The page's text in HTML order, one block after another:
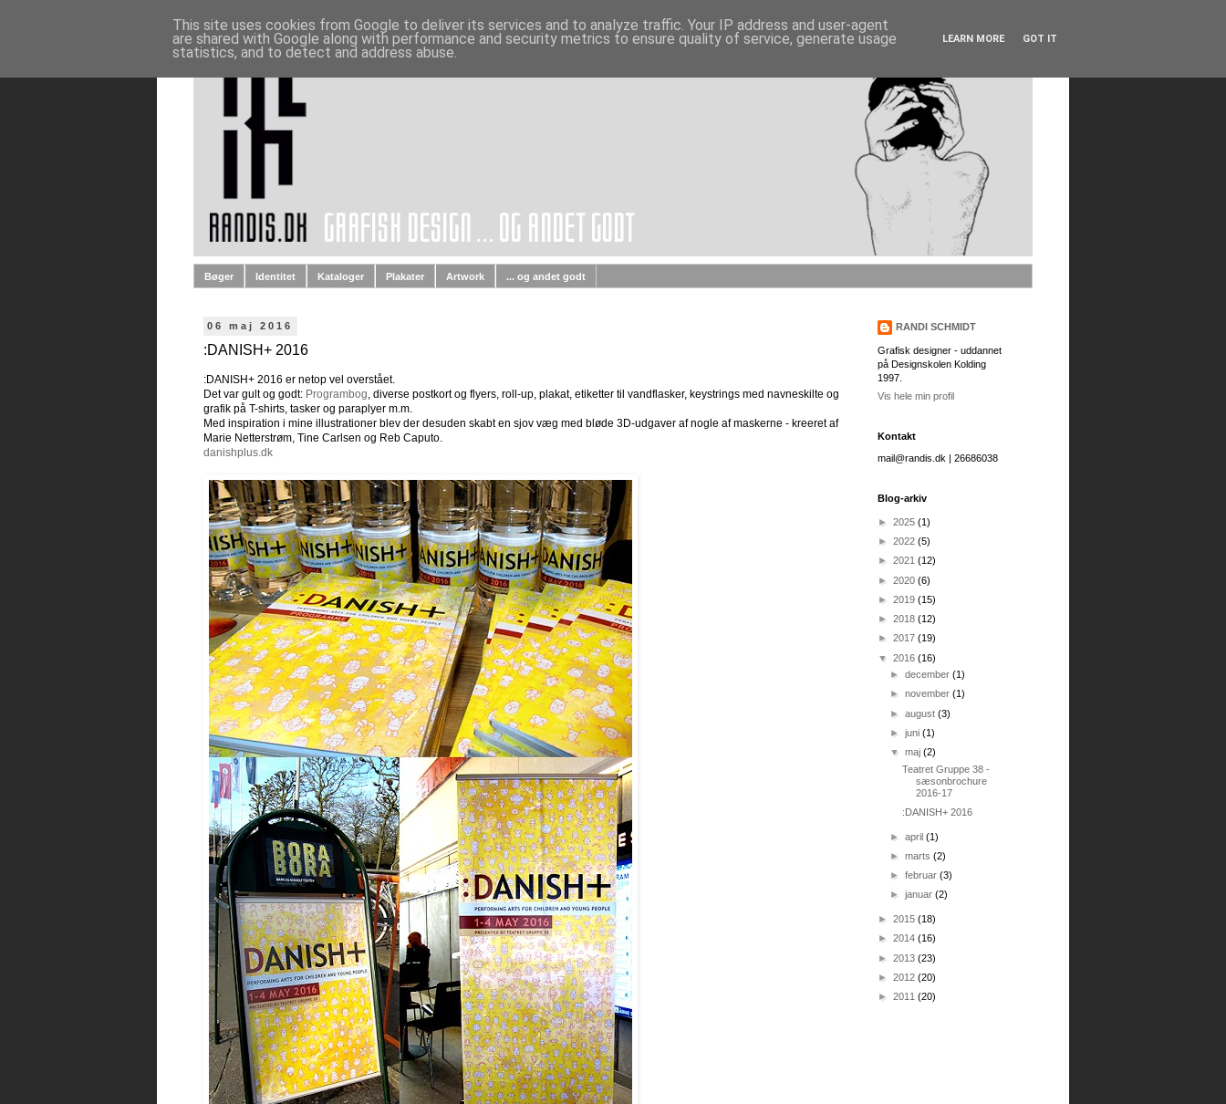
Bøger Identitet Kataloger Plakater Artwork ... og andet godt
06 maj 2016
:DANISH+ 2016
:DANISH+ 2016 er netop vel overstået.
Det var gult og godt: Programbog, diverse postkort og flyers, roll-up, plakat, etiketter til vandflasker, keystrings med navneskilte og
grafik på T-shirts, tasker og paraplyer m.m.
Med inspiration i mine illustrationer blev der desuden skabt en sjov væg med bløde 3D-udgaver af nogle af maskerne - kreeret af
Marie Netterstrøm, Tine Carlsen og Reb Caputo.
danishplus.dk
RANDI SCHMIDT
Grafisk designer - uddannet
på Designskolen Kolding
1997.
Vis hele min profil
Kontakt
mail@randis.dk | 26686038
Blog-arkiv
► 2025 (1)
► 2022 (5)
► 2021 (12)
► 2020 (6)
► 2019 (15)
► 2018 (12)
► 2017 (19)
▼ 2016 (16)
►december(1)
►november(1)
►august(3)
►juni(1)
▼maj(2)
Teatret Gruppe 38 -
sæsonbrochure
2016-17
:DANISH+ 2016
►april(1)
►marts(2)
►februar(3)
►januar(2)
► 2015 (18)
► 2014 (16)
► 2013 (23)
► 2012 (20)
► 2011 (20)
This site uses cookies from Google to deliver its services and to analyze traffic. Your IP address and user-agent
are shared with Google along with performance and security metrics to ensure quality of service, generate usage
statistics, and to detect and address abuse.
LEARN MORE GOT IT